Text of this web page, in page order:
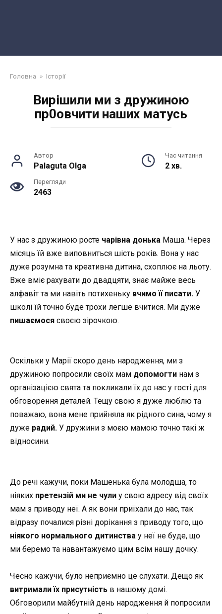
Головна » Історії
Вирішили ми з дружиною
пр0овчити наших матусь
Автор
Palaguta Olga
Час читання
2 хв.
Перегляди
2463
У нас з дружиною росте чарівна донька Маша. Через
місяць їй вже виповниться шість років. Вона у нас
дуже розумна та креативна дитина, схоплює на льоту.
Вже вміє рахувати до двадцяти, знає майже весь
алфавіт та ми навіть потихеньку вчимо її писати. У
школі їй точно буде трохи легше вчитися. Ми дуже
пишаємося своєю зірочкою.
Оскільки у Марії скоро день народження, ми з
дружиною попросили своїх мам допомогти нам з
організацією свята та покликали їх до нас у гості для
обговорення деталей. Тещу свою я дуже люблю та
поважаю, вона мене прийняла як рідного сина, чому я
дуже радий. У дружини з моєю мамою точно такі ж
відносини.
До речі кажучи, поки Машенька була молодша, то
ніяких претензій ми не чули у свою адресу від своїх
мам з приводу неї. А як вони приїхали до нас, так
відразу почалися різні дорікання з приводу того, що
ніякого нормального дитинства у неї не буде, що
ми беремо та навантажуємо цим всім нашу дочку.
Чесно кажучи, було неприємно це слухати. Дещо як
витримали їх присутність в нашому домі.
Обговорили майбутній день народження й попросили